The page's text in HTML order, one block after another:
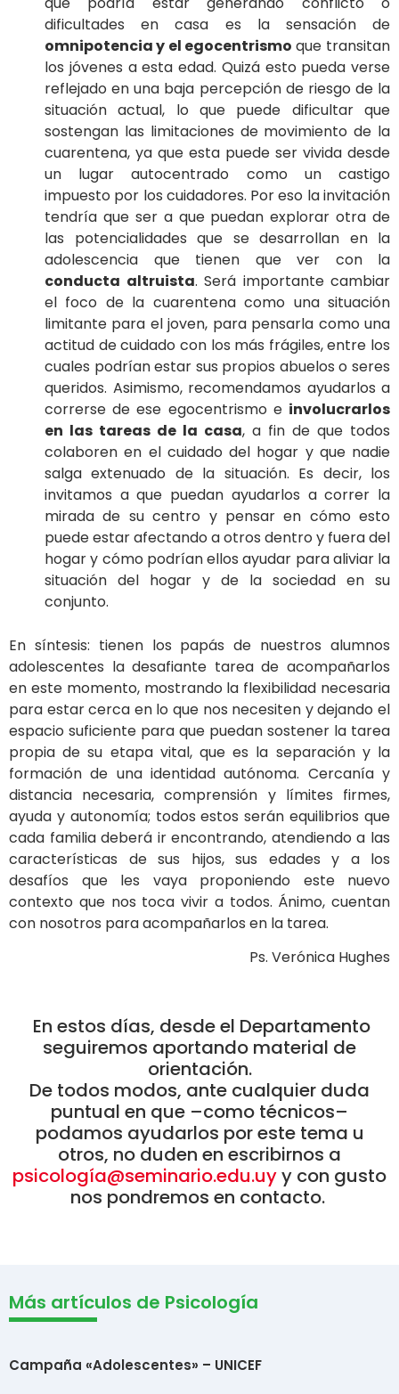
dificultades en casa es la sensación de
omnipotencia y el egocentrismo que transitan
los jóvenes a esta edad. Quizá esto pueda verse
reflejado en una baja percepción de riesgo de la
situación actual, lo que puede dificultar que
sostengan las limitaciones de movimiento de la
cuarentena, ya que esta puede ser vivida desde
un lugar autocentrado como un castigo
impuesto por los cuidadores. Por eso la invitación
tendría que ser a que puedan explorar otra de
las potencialidades que se desarrollan en la
adolescencia que tienen que ver con la
conducta altruista. Será importante cambiar
el foco de la cuarentena como una situación
limitante para el joven, para pensarla como una
actitud de cuidado con los más frágiles, entre los
cuales podrían estar sus propios abuelos o seres
queridos. Asimismo, recomendamos ayudarlos a
correrse de ese egocentrismo e involucrarlos
en las tareas de la casa, a fin de que todos
colaboren en el cuidado del hogar y que nadie
salga extenuado de la situación. Es decir, los
invitamos a que puedan ayudarlos a correr la
mirada de su centro y pensar en cómo esto
puede estar afectando a otros dentro y fuera del
hogar y cómo podrían ellos ayudar para aliviar la
situación del hogar y de la sociedad en su
conjunto.
En síntesis: tienen los papás de nuestros alumnos
adolescentes la desafiante tarea de acompañarlos
en este momento, mostrando la flexibilidad necesaria
para estar cerca en lo que nos necesiten y dejando el
espacio suficiente para que puedan sostener la tarea
propia de su etapa vital, que es la separación y la
formación de una identidad autónoma. Cercanía y
distancia necesaria, comprensión y límites firmes,
ayuda y autonomía; todos estos serán equilibrios que
cada familia deberá ir encontrando, atendiendo a las
características de sus hijos, sus edades y a los
desafíos que les vaya proponiendo este nuevo
contexto que nos toca vivir a todos. Ánimo, cuentan
con nosotros para acompañarlos en la tarea.
Ps. Verónica Hughes
En estos días, desde el Departamento
seguiremos aportando material de
orientación.
De todos modos, ante cualquier duda
puntual en que –como técnicos–
podamos ayudarlos por este tema u
otros, no duden en escribirnos a
psicología@seminario.edu.uyy con gusto
nos pondremos en contacto.
Más artículos de Psicología
Campaña «Adolescentes» – UNICEF